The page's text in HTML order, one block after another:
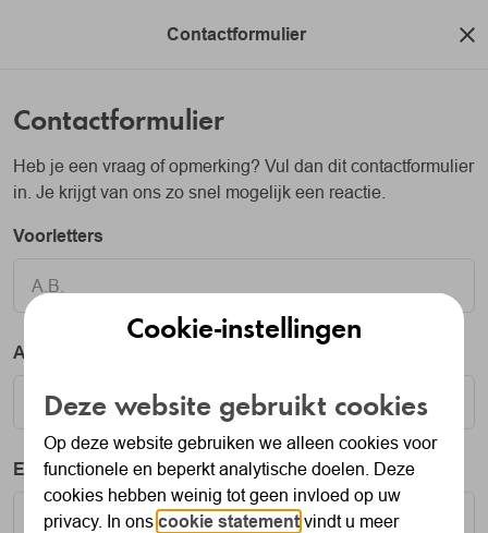
Contactformulier
Contactformulier
Heb je een vraag of opmerking? Vul dan dit contactformulier
in. Je krijgt van ons zo snel mogelijk een reactie.
Voorletters
Achternaam
E-mailadres
Cookie-instellingen
Deze website gebruikt cookies
Op deze website gebruiken we alleen cookies voor
functionele en beperkt analytische doelen. Deze
cookies hebben weinig tot geen invloed op uw
privacy. In onscookie statement vindt u meer